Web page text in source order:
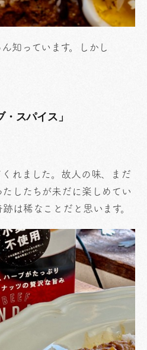
知っています。しかし
・スパイス」
れました。故人の味、まだ
したちが未だに楽しめてい
は稀なことだと思います。